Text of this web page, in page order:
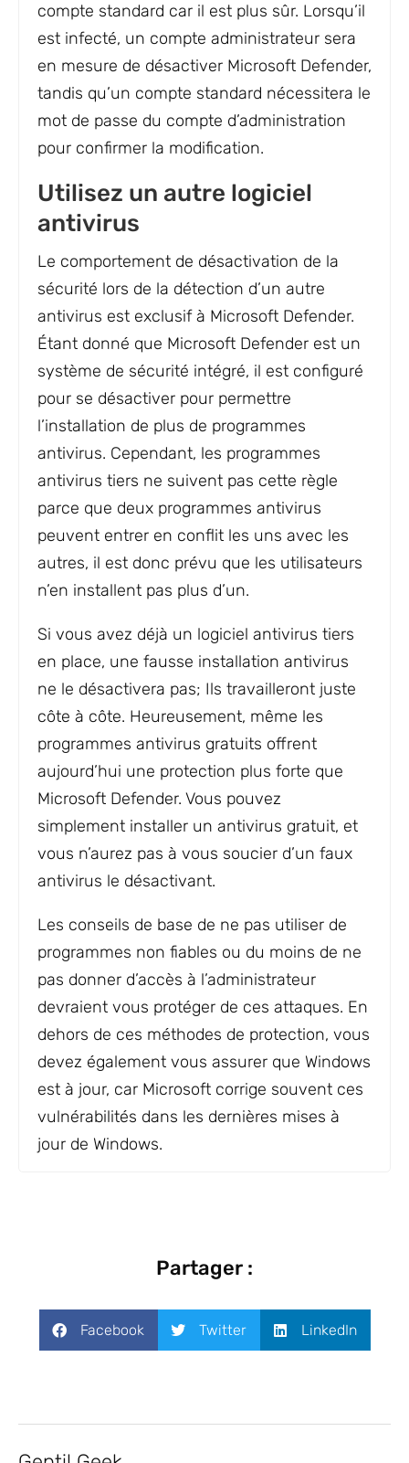
compte standard car il est plus sûr. Lorsqu’il
est infecté, un compte administrateur sera
en mesure de désactiver Microsoft Defender,
tandis qu’un compte standard nécessitera le
mot de passe du compte d’administration
pour confirmer la modification.
Utilisez un autre logiciel
antivirus
Le comportement de désactivation de la
sécurité lors de la détection d’un autre
antivirus est exclusif à Microsoft Defender.
Étant donné que Microsoft Defender est un
système de sécurité intégré, il est configuré
pour se désactiver pour permettre
l’installation de plus de programmes
antivirus. Cependant, les programmes
antivirus tiers ne suivent pas cette règle
parce que deux programmes antivirus
peuvent entrer en conflit les uns avec les
autres, il est donc prévu que les utilisateurs
n’en installent pas plus d’un.
Si vous avez déjà un logiciel antivirus tiers
en place, une fausse installation antivirus
ne le désactivera pas; Ils travailleront juste
côte à côte. Heureusement, même les
programmes antivirus gratuits offrent
aujourd’hui une protection plus forte que
Microsoft Defender. Vous pouvez
simplement installer un antivirus gratuit, et
vous n’aurez pas à vous soucier d’un faux
antivirus le désactivant.
Les conseils de base de ne pas utiliser de
programmes non fiables ou du moins de ne
pas donner d’accès à l’administrateur
devraient vous protéger de ces attaques. En
dehors de ces méthodes de protection, vous
devez également vous assurer que Windows
est à jour, car Microsoft corrige souvent ces
vulnérabilités dans les dernières mises à
jour de Windows.
Partager :
Facebook Twitter LinkedIn